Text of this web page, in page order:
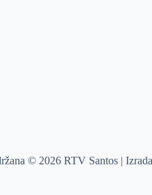
© 2026 RTV Santos |